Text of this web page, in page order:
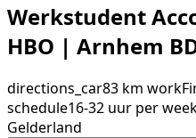
Werkstudent
HBO | Arnhem
directions_car83 km work
schedule16-32 uur per
Gelderland